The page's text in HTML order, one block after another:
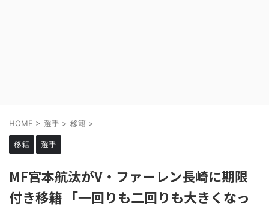
HOME > 選手 > 移籍 >
移籍 選手
MF宮本航汰がV・ファーレン長崎に期限
付き移籍 「一回りも二回りも大きくなっ